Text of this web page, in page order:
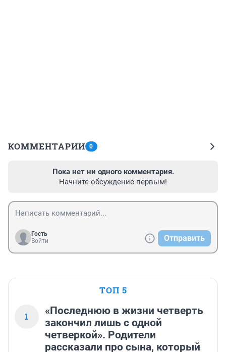
КОММЕНТАРИИ 0
Пока нет ни одного комментария.
Начните обсуждение первым!
Гость
Войти
Отправить
ТОП 5
1
«Последнюю в жизни четверть
закончил лишь с одной
четверкой». Родители
рассказали про сына, который